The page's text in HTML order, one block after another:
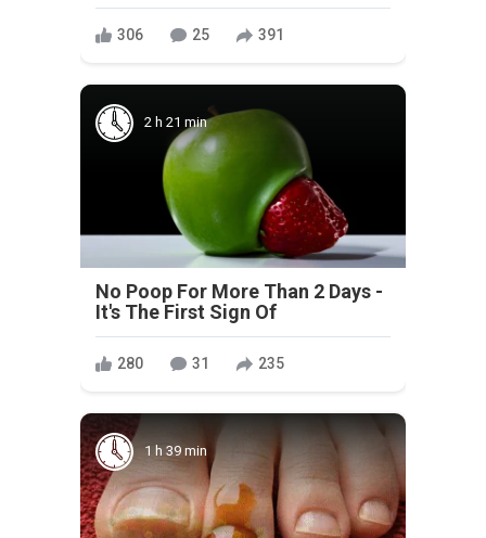
306 25 391
2 h 21 min
No Poop For More Than 2 Days -
It's The First Sign Of
280 31 235
1 h 39 min